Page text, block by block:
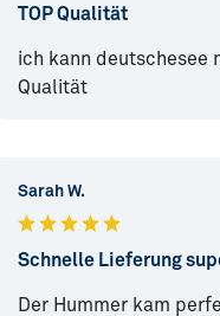
TOP Qualität
ich kann deutschesee
Qualität
Sarah W.
Schnelle Lieferung
Der Hummer kam